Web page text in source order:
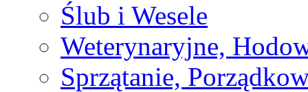
Ślub i Wesele
Weterynaryjne,
Sprzątanie,